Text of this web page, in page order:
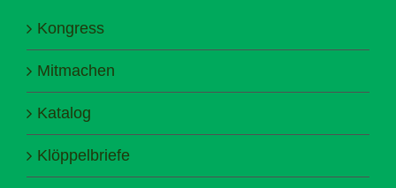
Kongress
Mitmachen
Katalog
Klöppelbriefe